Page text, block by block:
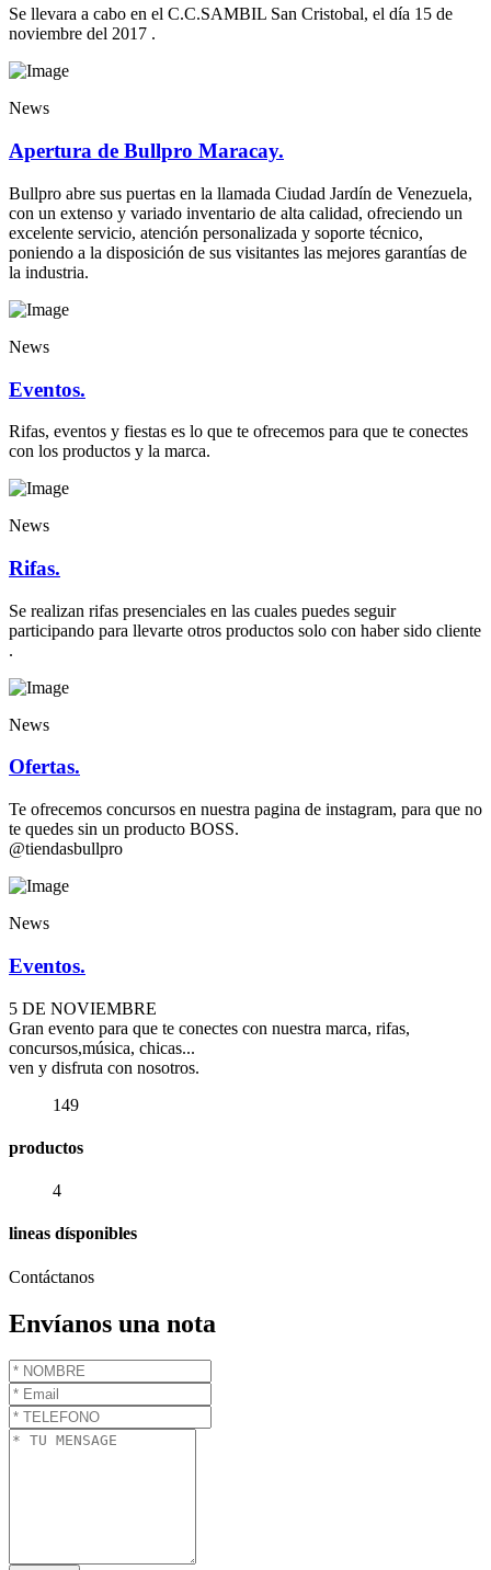
Se llevara a cabo en el C.C.SAMBIL San Cristobal, el día 15 de
noviembre del 2017 .
News
Apertura de Bullpro Maracay.
Bullpro abre sus puertas en la llamada Ciudad Jardín de Venezuela,
con un extenso y variado inventario de alta calidad, ofreciendo un
excelente servicio, atención personalizada y soporte técnico,
poniendo a la disposición de sus visitantes las mejores garantías de
la industria.
News
Eventos.
Rifas, eventos y fiestas es lo que te ofrecemos para que te conectes
con los productos y la marca.
News
Rifas.
Se realizan rifas presenciales en las cuales puedes seguir
participando para llevarte otros productos solo con haber sido cliente
.
News
Ofertas.
Te ofrecemos concursos en nuestra pagina de instagram, para que no
te quedes sin un producto BOSS.
@tiendasbullpro
News
Eventos.
5 DE NOVIEMBRE
Gran evento para que te conectes con nuestra marca, rifas,
concursos,música, chicas...
ven y disfruta con nosotros.
149
productos
4
lineas dísponibles
Contáctanos
Envíanos una nota